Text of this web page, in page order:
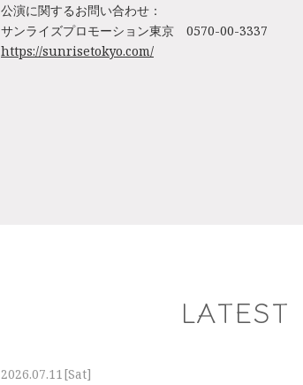
公演に関するお問い合わせ：
サンライズプロモーション東京 0570-00-3337
https://sunrisetokyo.com/
LATEST
2026.07.11[Sat]